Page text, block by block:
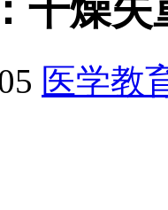
干燥
医学教